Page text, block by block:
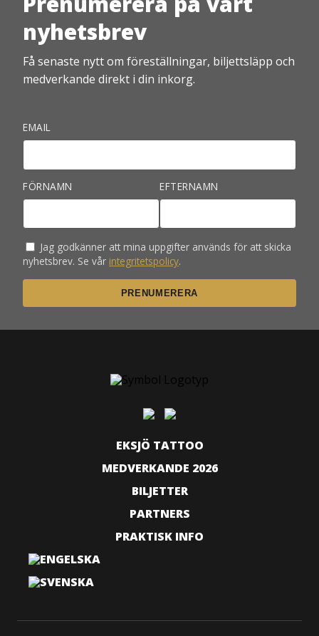
nyhetsbrev
Få senaste nytt om föreställningar, biljettsläpp och
medverkande direkt i din inkorg.
EMAIL
FÖRNAMN EFTERNAMN
Jag godkänner att mina uppgifter används för att skicka
nyhetsbrev. Se vår integritetspolicy.
EKSJÖ TATTOO
MEDVERKANDE 2026
BILJETTER
PARTNERS
PRAKTISK INFO